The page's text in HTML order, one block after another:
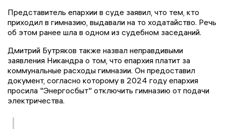
Представитель епархии в суде заявил, что тем, кто
приходил в гимназию, выдавали на то ходатайство. Речь
об этом ранее шла в одном из судебном заседаний.
Дмитрий Бутряков также назвал неправдивыми
заявления Никандра о том, что епархия платит за
коммунальные расходы гимназии. Он предоставил
документ, согласно которому в 2024 году епархия
просила "Энергосбыт" отключить гимназию от подачи
электричества.